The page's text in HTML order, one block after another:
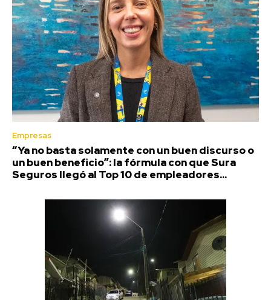
Empresas
“Ya no basta solamente con un buen discurso o
un buen beneficio”: la fórmula con que Sura
Seguros llegó al Top 10 de empleadores...